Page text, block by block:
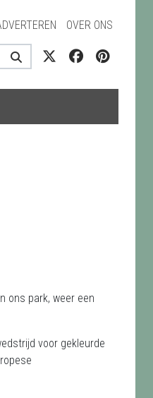
OVER ONS
ons park, weer een
voor gekleurde